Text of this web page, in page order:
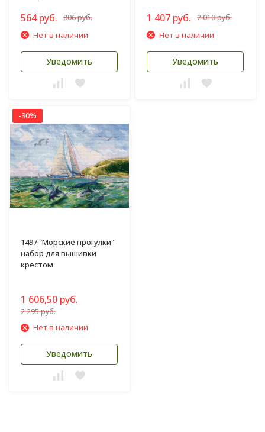
564 руб. 806 руб.
Нет в наличии
Уведомить
1 407 руб. 2 010 руб.
Нет в наличии
Уведомить
-30%
1497 "Морские прогулки"
набор для вышивки
крестом
1 606,50 руб.
2 295 руб.
Нет в наличии
Уведомить